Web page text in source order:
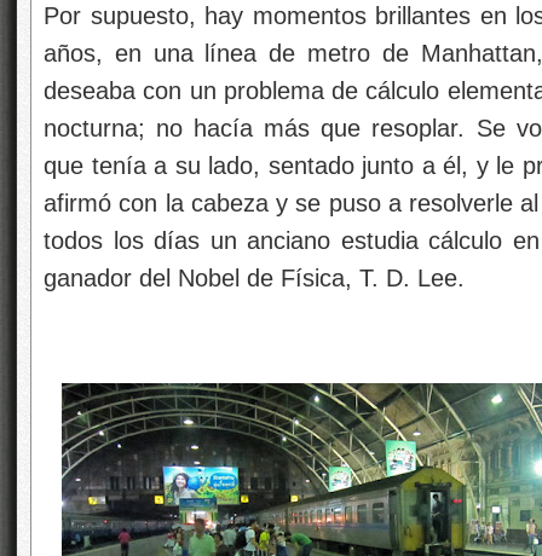
Por supuesto, hay momentos brillantes en
años, en una línea de metro de
deseaba con un problema de cálculo
nocturna; no hacía más que resoplar. Se
que tenía a su lado, sentado junto a él, y le
afirmó con la cabeza y se puso a resolverle
todos los días un anciano estudia cálculo
ganador del Nobel de Física, T. D. Lee.